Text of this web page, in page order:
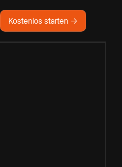
Kostenlos starten →